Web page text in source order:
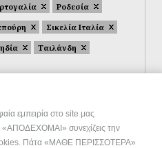
εμπειρία στο site μας
συνεχίζεις την
Πάτα «ΜΑΘΕ ΠΕΡΙΣΣΟΤΕΡΑ»
Ροδεσία
Σικελία Ιταλία
Ταιλάνδη